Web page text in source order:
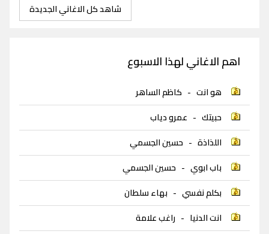
شاهد كل الاغاني الجديدة
اهم الاغاني لهذا الاسبوع
هو انت - كاظم الساهر
حبيتك - عمرو دياب
اللذاذة - حسين الجسمي
باب ابوي - حسين الجسمي
بكلم نفسي - بهاء سلطان
انت الدنيا - راغب علامة